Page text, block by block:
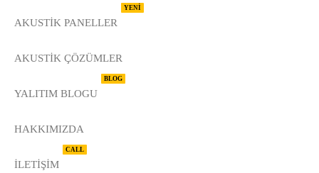
AKUSTİK PANELLER
YENİ
AKUSTIK ÇÖZÜMLER
YALITIM BLOGU
BLOG
HAKKIMIZDA
İLETIŞIM
CALL